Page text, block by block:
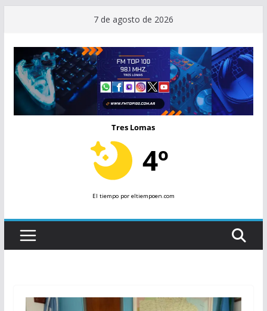
contenido
7 de agosto de 2026
Tres Lomas
4º
El tiempopor eltiempoen.com